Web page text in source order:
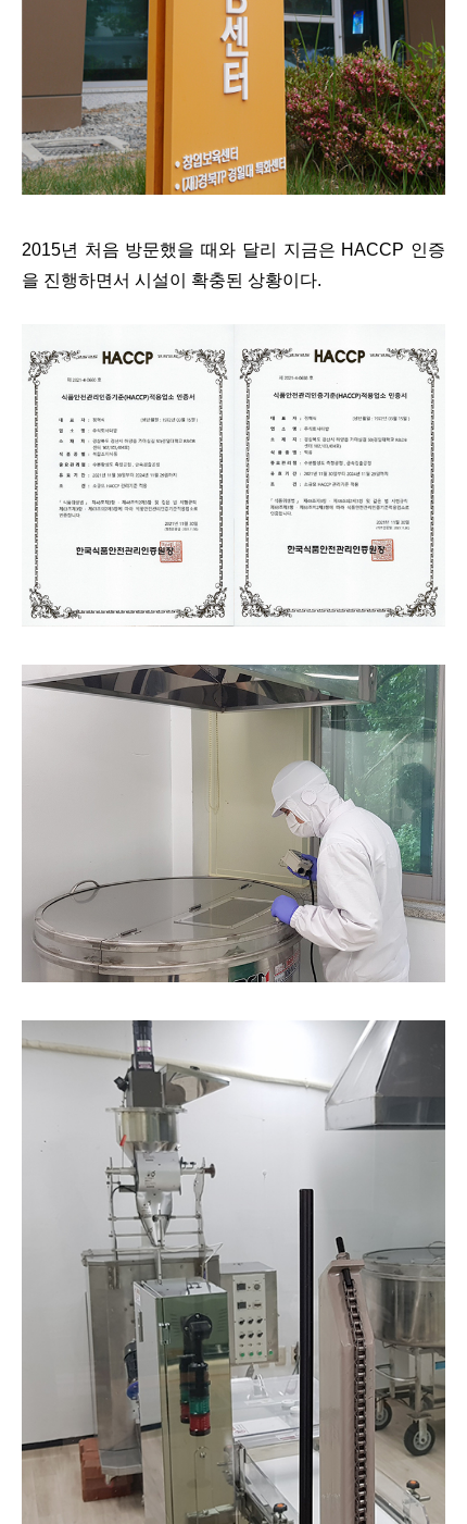
2015년 처음 방문했을 때와 달리 지금은 HACCP 인증
을 진행하면서 시설이 확충된 상황이다.